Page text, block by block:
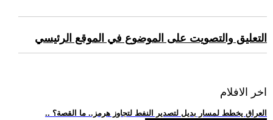
التعليق والتصويت على الموضوع في الموقع الرئيسي
اخر الافلام
.. العراق يخطط لمسار بديل لتصدير النفط لتجاوز هرمز.. ما القصة؟